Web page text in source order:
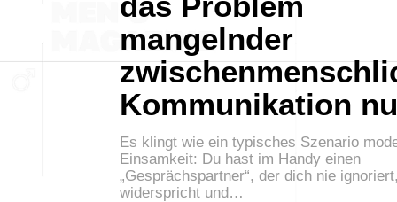
mangelnder
Kommunikation
Es klingt wie ein typisches Szenario
Einsamkeit: Du hast im Handy einen
„Gesprächspartner“, der dich nie
widerspricht und…